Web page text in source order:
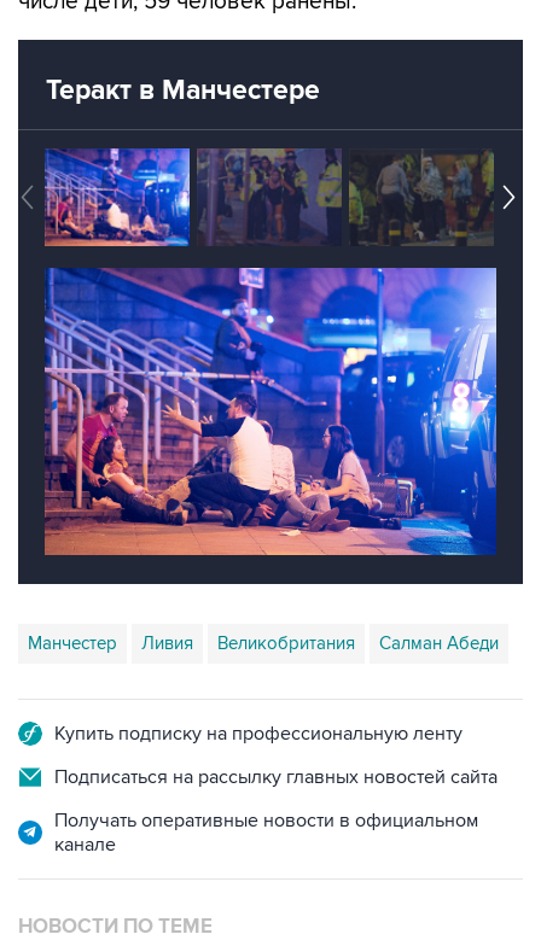
Теракт в Манчестере
Манчестер Ливия Великобритания Салман Абеди
Купить подписку на профессиональную ленту
Подписаться на рассылку главных новостей сайта
Получать оперативные новости в официальном
канале
НОВОСТИ ПО ТЕМЕ